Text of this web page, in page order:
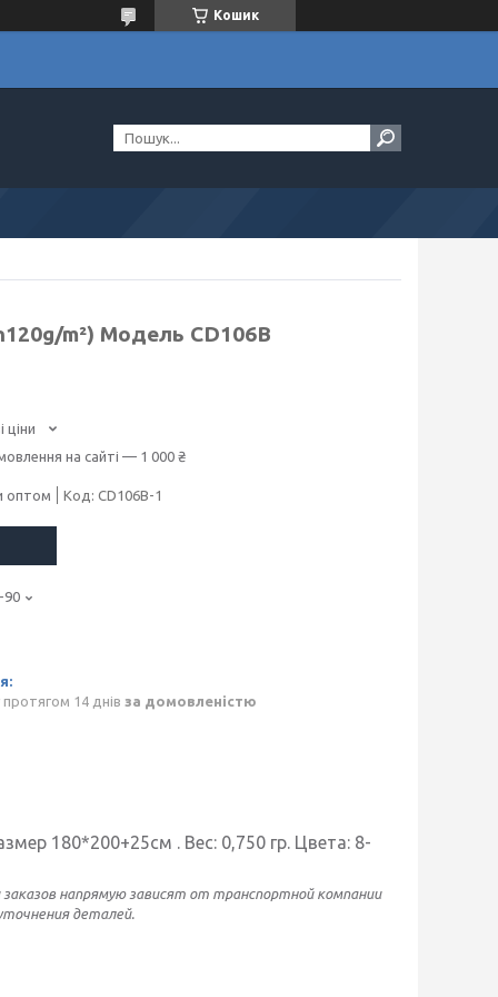
Кошик
m²) Модель CD106B
ціни
на сайті — 1 000 ₴
оптом Код: CD106B-1
90
14 днів за домовленістю
180*200+25см . Вес: 0,750 гр. Цвета: 8-
заказов напрямую зависят от транспортной компании
деталей.